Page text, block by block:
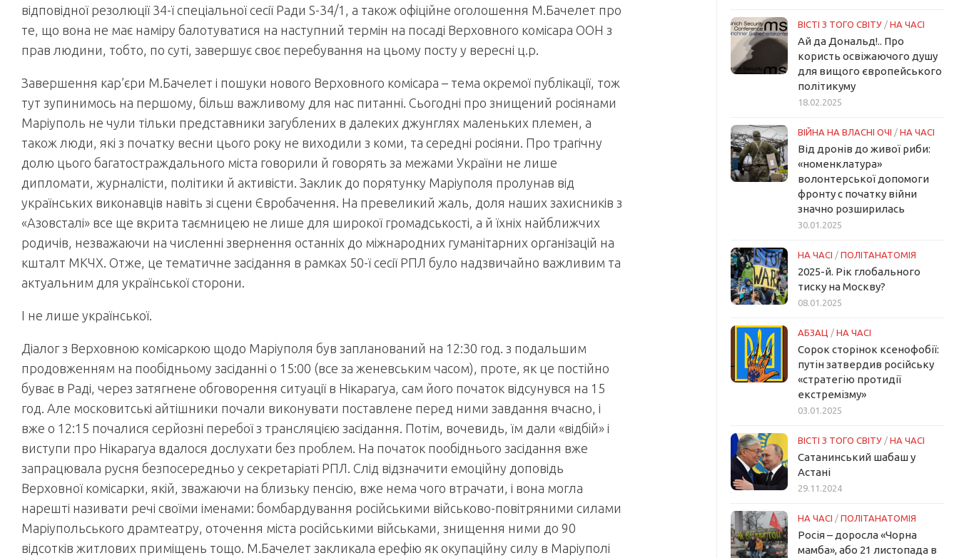
відповідної резолюції 34-ї спеціальної сесії Ради S-34/1, а також офіційне оголошення М.Бачелет про
те, що вона не має наміру балотуватися на наступний термін на посаді Верховного комісара ООН з
прав людини, тобто, по суті, завершує своє перебування на цьому посту у вересні ц.р.
Завершення кар’єри М.Бачелет і пошуки нового Верховного комісара – тема окремої публікації, тож
тут зупинимось на першому, більш важливому для нас питанні. Сьогодні про знищений росіянами
Маріуполь не чули тільки представники загублених в далеких джунглях маленьких племен, а
також люди, які з початку весни цього року не виходили з коми, та середні росіяни. Про трагічну
долю цього багатостраждального міста говорили й говорять за межами України не лише
дипломати, журналісти, політики й активісти. Заклик до порятунку Маріуполя пролунав від
українських виконавців навіть зі сцени Євробачення. На превеликий жаль, доля наших захисників з
«Азовсталі» все ще вкрита таємницею не лише для широкої громадськості, а й їхніх найближчих
родичів, незважаючи на численні звернення останніх до міжнародних гуманітарних організацій на
кшталт МКЧХ. Отже, це тематичне засідання в рамках 50-ї сесії РПЛ було надзвичайно важливим та
актуальним для української сторони.
І не лише української.
Діалог з Верховною комісаркою щодо Маріуполя був запланований на 12:30 год. з подальшим
продовженням на пообідньому засіданні о 15:00 (все за женевським часом), проте, як це постійно
буває в Раді, через затягнене обговорення ситуації в Нікарагуа, сам його початок відсунувся на 15
год. Але московитські айтішники почали виконувати поставлене перед ними завдання вчасно, і
вже о 12:15 почалися серйозні перебої з трансляцією засідання. Потім, вочевидь, їм дали «відбій» і
виступи про Нікарагуа вдалося дослухати без проблем. На початок пообіднього засідання вже
запрацювала русня безпосередньо у секретаріаті РПЛ. Слід відзначити емоційну доповідь
Верховної комісарки, якій, зважаючи на близьку пенсію, вже нема чого втрачати, і вона могла
нарешті називати речі своїми іменами: бомбардування російськими військово-повітряними силами
Маріупольського драмтеатру, оточення міста російськими військами, знищення ними до 90
відсотків житлових приміщень тощо. М.Бачелет закликала ерефію як окупаційну силу в Маріуполі
ВІСТІ З ТОГО СВІТУ / НА ЧАСІ
Ай да Дональд!.. Про
користь освіжаючого душу
для вищого європейського
політикуму
18.02.2025
ВІЙНА НА ВЛАСНІ ОЧІ / НА ЧАСІ
Від дронів до живої риби:
«номенклатура»
волонтерської допомоги
фронту с початку війни
значно розширилась
30.01.2025
НА ЧАСІ / ПОЛІТАНАТОМІЯ
2025-й. Рік глобального
тиску на Москву?
08.01.2025
АБЗАЦ / НА ЧАСІ
Сорок сторінок ксенофобії:
путін затвердив російську
«стратегію протидії
екстремізму»
03.01.2025
ВІСТІ З ТОГО СВІТУ / НА ЧАСІ
Сатанинський шабаш у
Астані
29.11.2024
НА ЧАСІ / ПОЛІТАНАТОМІЯ
Росія – доросла «Чорна
мамба», або 21 листопада в